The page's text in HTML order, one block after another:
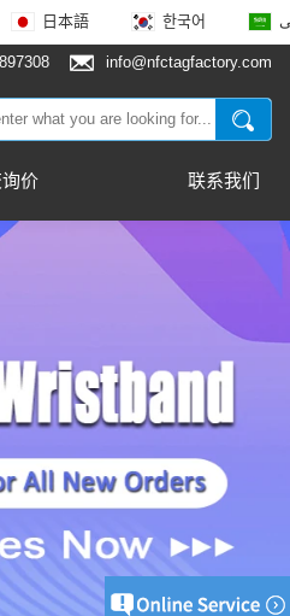
日本語 한국어
info@nfctagfactory.com
价 联系我们